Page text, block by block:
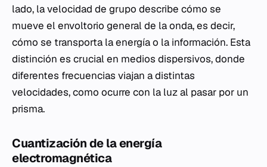
lado, la velocidad de grupo describe cómo se
mueve el envoltorio general de la onda, es decir,
cómo se transporta la energía o la información. Esta
distinción es crucial en medios dispersivos, donde
diferentes frecuencias viajan a distintas
velocidades, como ocurre con la luz al pasar por un
prisma.
Cuantización de la energía
electromagnética